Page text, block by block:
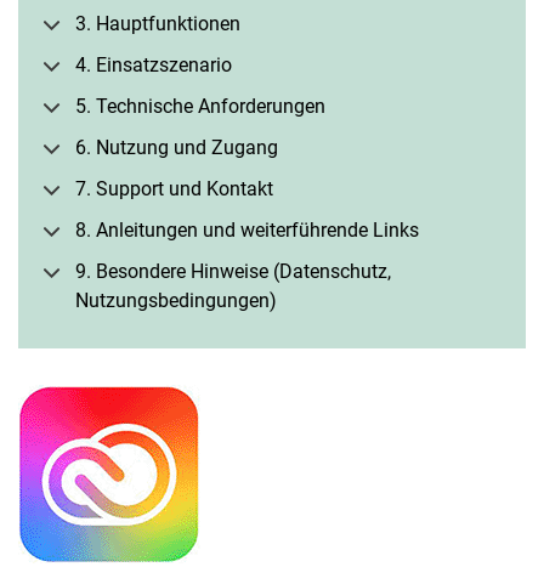
3. Hauptfunktionen
4. Einsatzszenario
5. Technische Anforderungen
6. Nutzung und Zugang
7. Support und Kontakt
8. Anleitungen und weiterführende Links
9. Besondere Hinweise (Datenschutz,
Nutzungsbedingungen)